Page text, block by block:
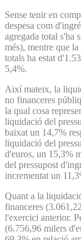
Sense tenir en
despesa com
agregada total s'ha
més), mentre que
totals ha estat
5,4%.
Així mateix, la
no financeres
la qual cosa
liquidació del
baixat un 14,7%
liquidació del
d'euros, un 15,3%
del pressupost
incrementat un
Quant a la
financeres
l'exercici anterior.
(6.756,96 milers